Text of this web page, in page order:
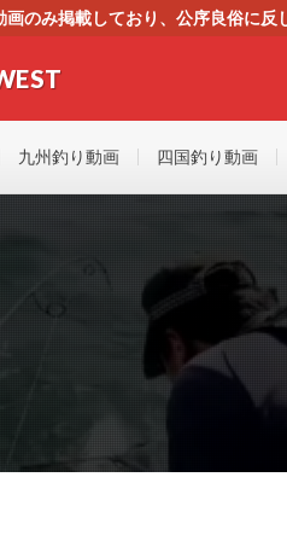
のみ掲載しており、公序良俗に
九州釣り動画 四国釣り動画